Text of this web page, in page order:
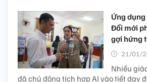
Ứng
Đổi mới
gợi hứng
21/01/
Nhiều
đã chủ động tích hợp AI vào tiết dạy